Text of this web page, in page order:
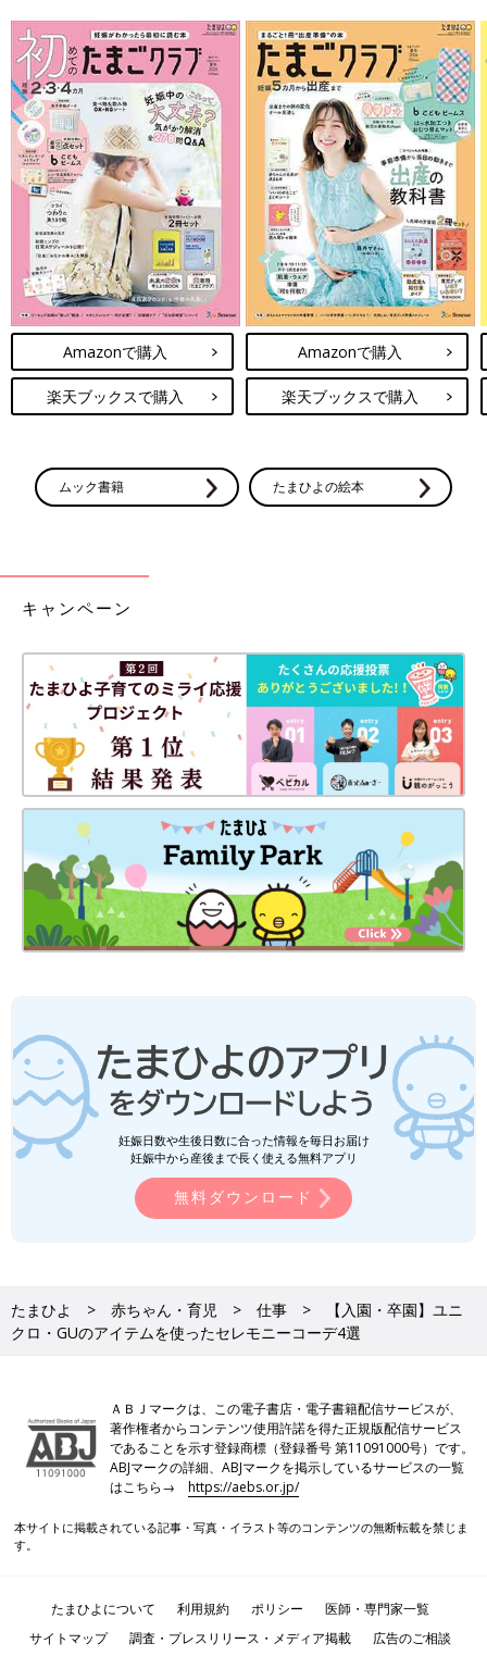
Amazonで購入
楽天ブックスで購入
Amazonで購入
楽天ブックスで購入
ムック書籍 たまひよの絵本
キャンペーン
妊娠日数や生後日数に合った情報を毎日お届け
妊娠中から産後まで長く使える無料アプリ
無料ダウンロード
たまひよ 赤ちゃん・育児 仕事
【入園・卒園】ユニ
クロ・GUのアイテムを使ったセレモニーコーデ4選
ＡＢＪマークは、この電子書店・電子書籍配信サービスが、
著作権者からコンテンツ使用許諾を得た正規版配信サービス
であることを示す登録商標（登録番号 第11091000号）です。
ABJマークの詳細、ABJマークを掲示しているサービスの一覧
はこちら→https://aebs.or.jp/
本サイトに掲載されている記事・写真・イラスト等のコンテンツの無断転載を禁じま
す。
たまひよについて 利用規約 ポリシー
医師・専門家一覧
サイトマップ
調査・プレスリリース・メディア掲載 広告のご相談